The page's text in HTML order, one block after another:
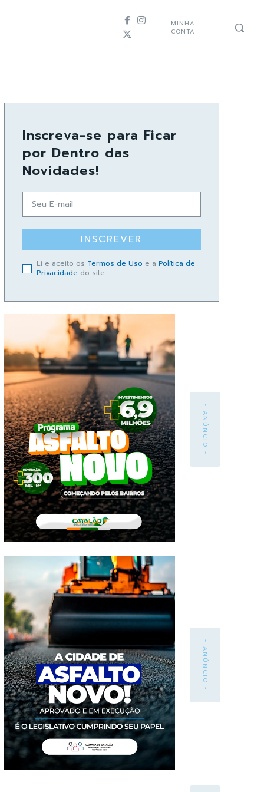
MINHA
CONTA
Inscreva-se para Ficar
por Dentro das
Novidades!
INSCREVER
Li e aceito os Termos de Uso e a Política de
Privacidade do site.
- ANÚNCIO -
- ANÚNCIO -